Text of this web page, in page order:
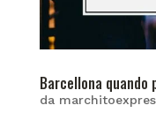
Barcellona quando
da